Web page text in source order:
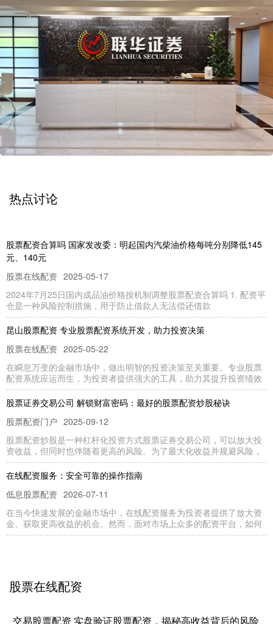
热点讨论
股票配资合算吗 国家发改委：明起国内汽柴油价格每吨分别降低145
元、140元
股票在线配资 2025-05-17
2024年7月25日国内成品油价格按机制调整股票配资合算吗 1. 配资平
仓是一种风险控制措施，用于防止借款人无法偿还借款
昆山股票配资 专业股票配资系统开发，助力投资决策
股票在线配资 2025-05-22
在瞬息万变的金融市场中，做出明智的投资决策至关重要。专业股票
配资系统应运而生，为投资者提供强大的工具，助力其提升投资绩效
股票证券交易公司 解锁财富密码：最好的股票配资炒股秘诀
股票配资门户 2025-09-12
股票配资炒股是一种杠杆化投资方式股票证券交易公司，可以放大投
资收益，但同时也伴随着更高的风险。为了最大化收益并规避风险，
在线配资服务：安全可靠的操作指南
低息股票配资 2026-07-11
在当今快速发展的金融市场中，在线配资服务为投资者提供了放大资
金、获取更高收益的机会。然而，面对市场上众多的配资平台，如何
在当前复杂多变的金融市场中股票在线配资，股票配资作为一种杠杆
投资工具，正受到越来越多投资者的关注。准确解析配资行情并做出
青岛配资平台排名TOP荐
股票在线配资
交易股票配资 实盘验证股票配资，揭秘高收益背后的风险